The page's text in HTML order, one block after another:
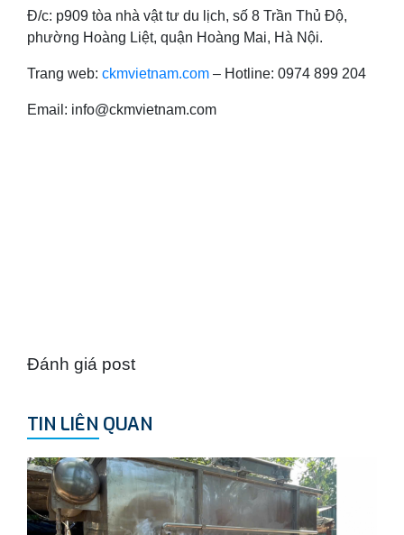
Đ/c: p909 tòa nhà vật tư du lịch, số 8 Trần Thủ Độ,
phường Hoàng Liệt, quận Hoàng Mai, Hà Nội.
Trang web: ckmvietnam.com – Hotline: 0974 899 204
Email: info@ckmvietnam.com
Đánh giá post
TIN LIÊN QUAN